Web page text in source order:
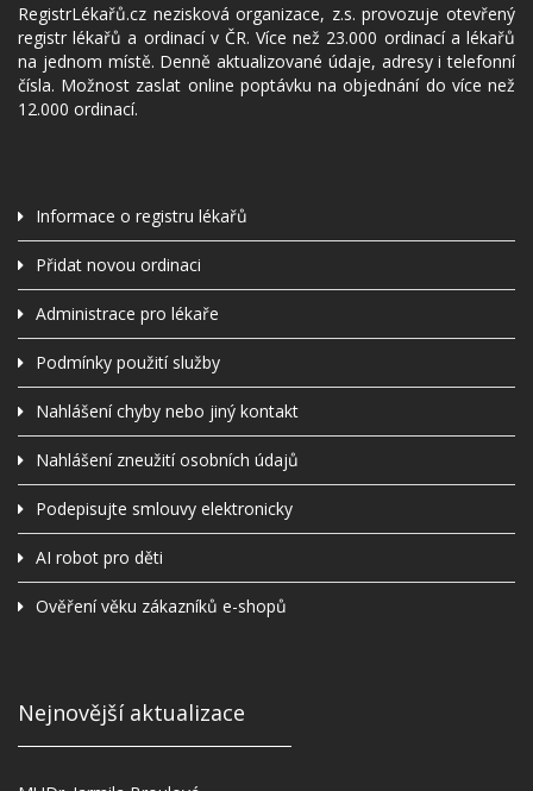
RegistrLékařů.cz nezisková organizace, z.s. provozuje otevřený
registr lékařů a ordinací v ČR. Více než 23.000 ordinací a lékařů
na jednom místě. Denně aktualizované údaje, adresy i telefonní
čísla. Možnost zaslat online poptávku na objednání do více než
12.000 ordinací.
Informace o registru lékařů
Přidat novou ordinaci
Administrace pro lékaře
Podmínky použití služby
Nahlášení chyby nebo jiný kontakt
Nahlášení zneužití osobních údajů
Podepisujte smlouvy elektronicky
AI robot pro děti
Ověření věku zákazníků e-shopů
Nejnovější aktualizace